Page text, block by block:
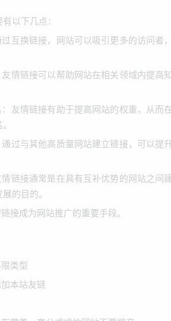
以下几点：
互换链接，网站可以吸引更多的访问者
情链接可以帮助网站在相关领域内提高
友情链接有助于提高网站的权重，从而
过与其他高质量网站建立链接，可以提
链接通常是在具有互补优势的网站之间
的目的。
接成为网站推广的重要手段。
类型
本站友链